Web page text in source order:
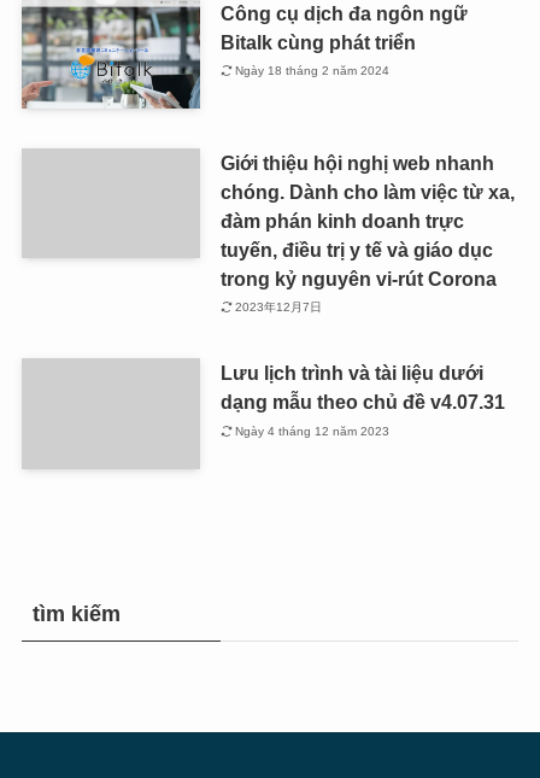
Công cụ dịch đa ngôn ngữ
Bitalk cùng phát triển
Ngày 18 tháng 2 năm 2024
Giới thiệu hội nghị web nhanh
chóng. Dành cho làm việc từ xa,
đàm phán kinh doanh trực
tuyến, điều trị y tế và giáo dục
trong kỷ nguyên vi-rút Corona
2023年12月7日
Lưu lịch trình và tài liệu dưới
dạng mẫu theo chủ đề v4.07.31
Ngày 4 tháng 12 năm 2023
tìm kiếm